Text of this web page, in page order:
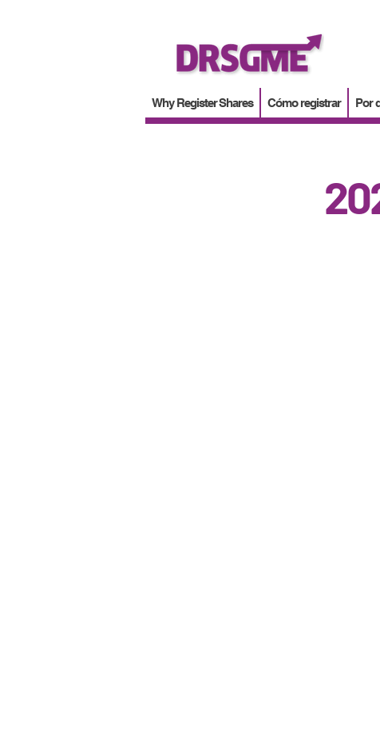
Why Register Shares Cómo registrar Por